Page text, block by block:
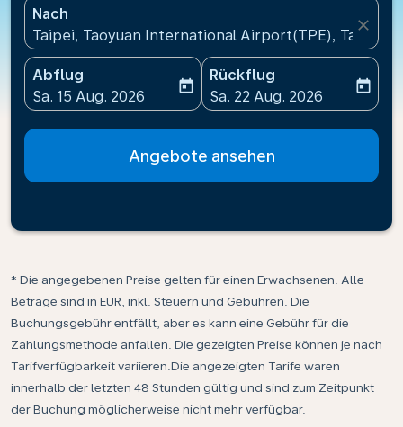
Nach
Taipei, Taoyuan International Airport(TPE), Taiwan,
close
Abflug
fc-booking-departure-date-aria-label
Sa. 15 Aug. 2026
today
Rückflug
fc-booking-return-date-
Sa. 22 Aug. 2026
today
Angebote ansehen
* Die angegebenen Preise gelten für einen Erwachsenen. Alle
Beträge sind in EUR, inkl. Steuern und Gebühren. Die
Buchungsgebühr entfällt, aber es kann eine Gebühr für die
Zahlungsmethode anfallen. Die gezeigten Preise können je nach
Tarifverfügbarkeit variieren.Die angezeigten Tarife waren
innerhalb der letzten 48 Stunden gültig und sind zum Zeitpunkt
der Buchung möglicherweise nicht mehr verfügbar.